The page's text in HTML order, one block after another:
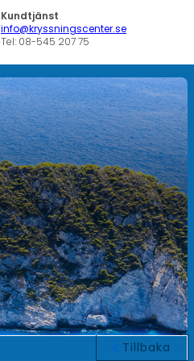
Kundtjänst
info@kryssningscenter.se
Tel: 08-545 207 75
Tillbaka